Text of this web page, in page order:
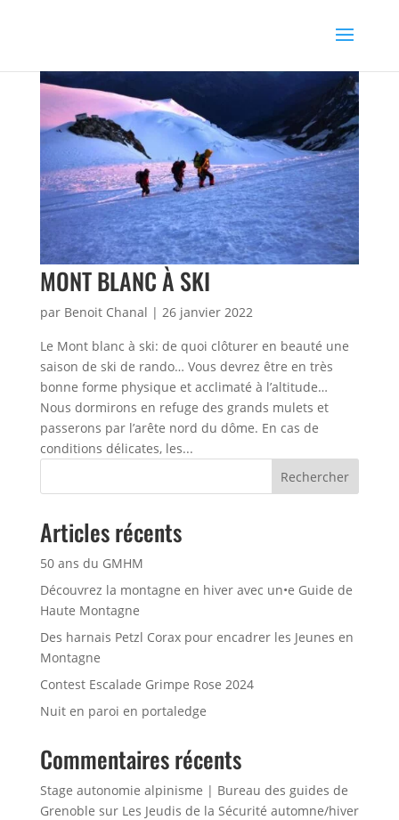
MONT BLANC À SKI
par Benoit Chanal | 26 janvier 2022
Le Mont blanc à ski: de quoi clôturer en beauté une
saison de ski de rando… Vous devrez être en très
bonne forme physique et acclimaté à l’altitude…
Nous dormirons en refuge des grands mulets et
passerons par l’arête nord du dôme. En cas de
conditions délicates, les...
Rechercher
Articles récents
50 ans du GMHM
Découvrez la montagne en hiver avec un•e Guide de
Haute Montagne
Des harnais Petzl Corax pour encadrer les Jeunes en
Montagne
Contest Escalade Grimpe Rose 2024
Nuit en paroi en portaledge
Commentaires récents
Stage autonomie alpinisme | Bureau des guides de
Grenoble sur Les Jeudis de la Sécurité automne/hiver